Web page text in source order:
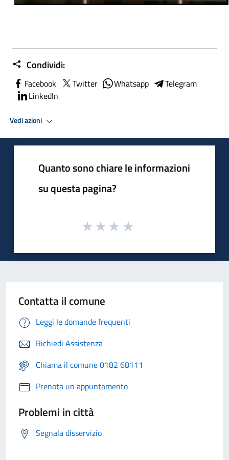
Condividi:
Facebook Twitter Whatsapp
Telegram
LinkedIn
Vedi azioni
Quanto sono chiare le informazioni
su questa pagina?
Contatta il comune
Leggi le domande frequenti
Richiedi Assistenza
Chiama il comune 0182 68111
Prenota un appuntamento
Problemi in città
Segnala disservizio